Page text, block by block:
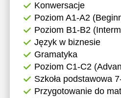
Konwersacje
Poziom A1-A2
Poziom B1-B2
Język w biznesie
Gramatyka
Poziom C1-C2
Szkoła podstawowa
Przygotowanie do
15:00
15:30
16:00
16:30
17:00
15:00
15:30
16:30
17:00